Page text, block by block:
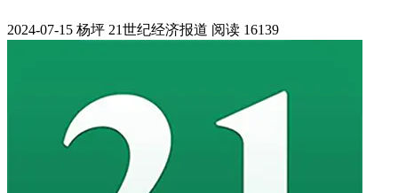
2024-07-15 杨坪 21世纪经济报道 阅读 16139